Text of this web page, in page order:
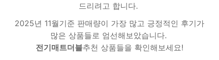
드리려고 합니다.
2025년 11월기준 판매량이 가장 많고 긍정적인 후기가
많은 상품들로 엄선해보았습니다.
전기매트더블추천 상품들을 확인해보세요!